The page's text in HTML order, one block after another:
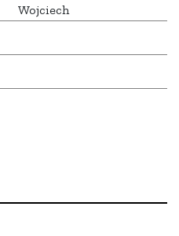
Wojciech